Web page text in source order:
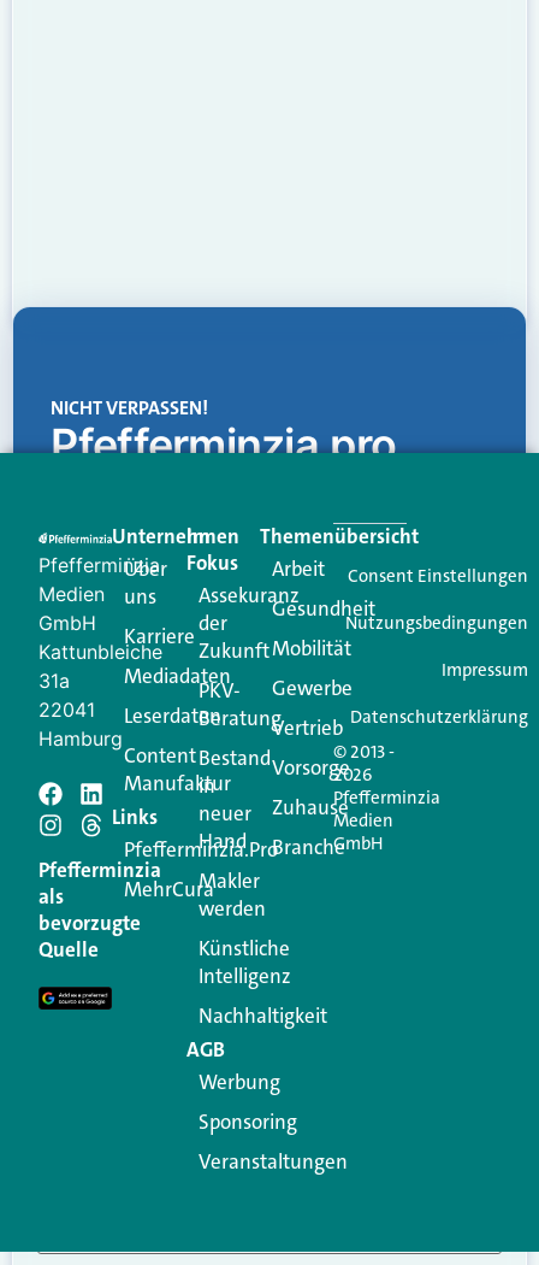
NICHT VERPASSEN!
Pfefferminzia.pro
Creator für Ihre Kundenkommunikation. Alles, was
Ihren Vertriebsalltag leichter macht. Mit nur einem
Login.
Jetzt anmelden
Schreiben Sie einen
Kommentar
Ihre E-Mail-Adresse wird nicht veröffentlicht.
Erforderliche Felder sind mit
Kommentar
Pfefferminzia
Medien
GmbH
Kattunbleiche
31a
22041
Hamburg
Pfefferminzia
als
bevorzugte
Quelle
Unternehmen
Über
uns
Karriere
Mediadaten
Leserdaten
Content
Manufaktur
Links
Pfefferminzia.Pro
MehrCura
Im
Fokus
Assekuranz
der
Zukunft
PKV-
Beratung
Bestand
in
neuer
Hand
Makler
werden
Künstliche
Intelligenz
Nachhaltigkeit
AGB
Werbung
Sponsoring
Veranstaltungen
Themenübersicht
Arbeit
Gesundheit
Mobilität
Gewerbe
Vertrieb
Vorsorge
Zuhause
Branche
© 2013 -
2026
Pfefferminzia
Medien
GmbH
Consent Einstellungen
Nutzungsbedingungen
Impressum
Datenschutzerklärung